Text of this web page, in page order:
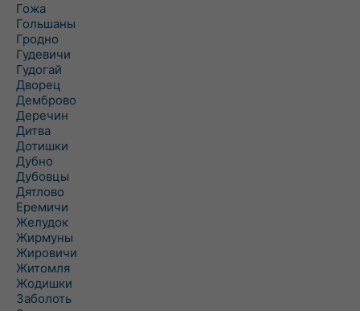
Гожа
Гольшаны
Гродно
Гудевичи
Гудогай
Дворец
Демброво
Деречин
Дитва
Дотишки
Дубно
Дубовцы
Дятлово
Еремичи
Желудок
Жирмуны
Жировичи
Житомля
Жодишки
Заболоть